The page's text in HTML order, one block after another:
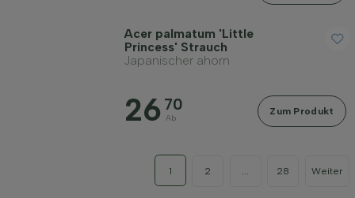
Acer palmatum 'Little
Princess' Strauch
Japanischer ahorn
26 70
Ab
Zum Produkt
1 2 28 Weiter